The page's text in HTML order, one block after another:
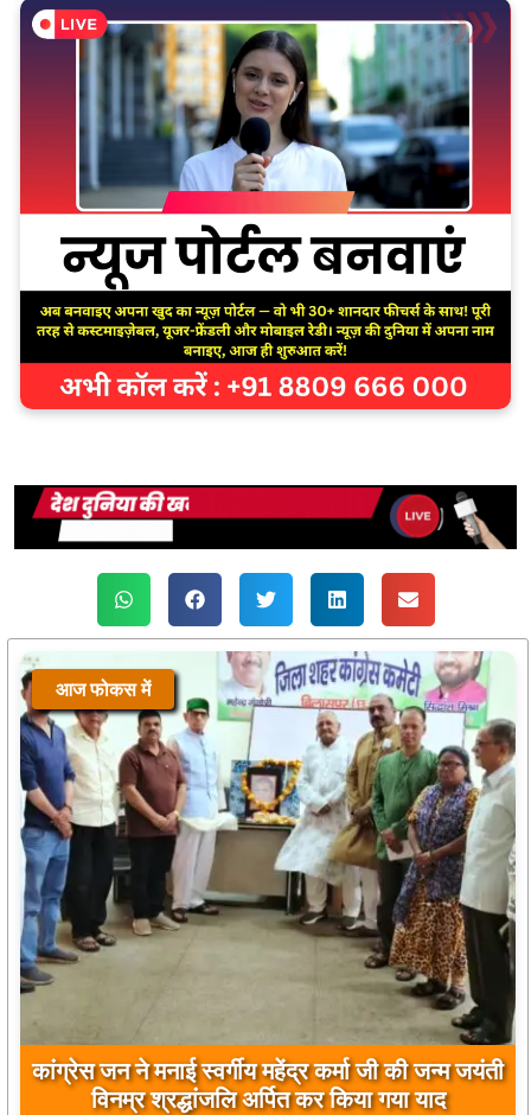
आज फोकस में
बिलासपुर पुलिस का नशे के कारोबार पर बड़ा प्रहार, 3
आरोपी गिरफ्तार, उड़ीसा से फरार गांजा सप्लायर भी दबोचा